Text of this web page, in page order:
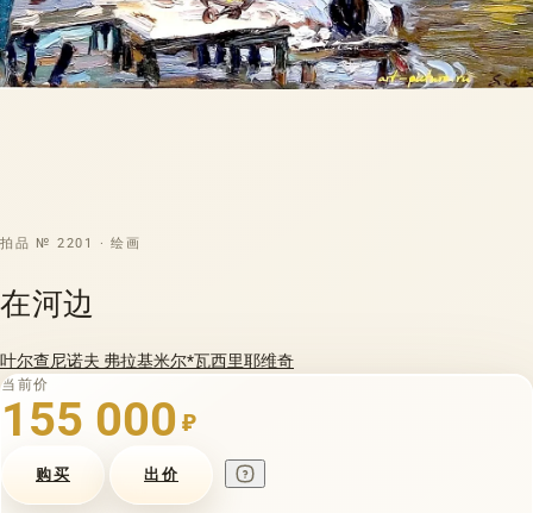
拍品 № 2201 · 绘画
在河边
叶尔查尼诺夫 弗拉基米尔*瓦西里耶维奇
当前价
155 000 ₽
购买 出价